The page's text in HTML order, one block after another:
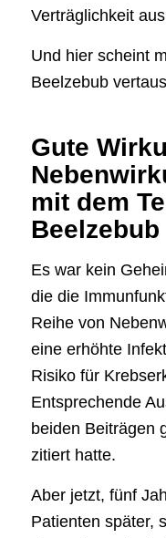
Verträglichkeit
Und hier scheint
Beelzebub
Gute
mit dem
Beelzebub
Es war kein
die die
Reihe von
eine erhöhte
Risiko für
Entsprechende
beiden Beiträgen
zitiert hatte.
Aber jetzt, fünf
Patienten später,